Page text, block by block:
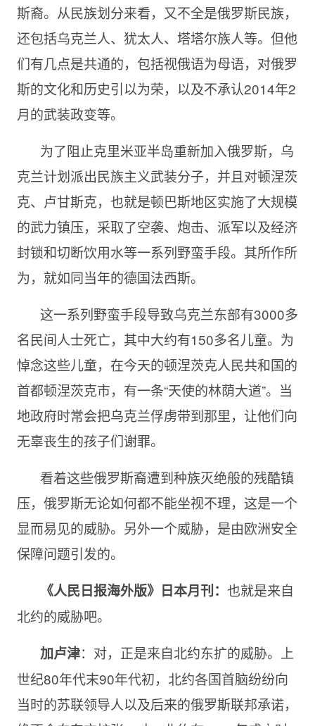
斯裔。从民族划分来看，又不全是俄罗斯民族，
还包括乌克兰人、犹太人、塔塔尔族人等。但他
们有几点是共通的，包括视俄语为母语，对俄罗
斯的文化和历史引以为荣，以及不承认2014年2
月的武装政变等。
为了阻止克里米亚半岛重新加入俄罗斯，乌
克兰计划派出民族主义武装分子，并且对顿涅茨
克、卢甘斯克，也就是顿巴斯地区实施了大规模
的武力镇压，采取了空袭、炮击、派军以及经济
封锁和切断饮用水等一系列野蛮手段。其所作所
为，就如同当年的德国法西斯。
这一系列野蛮手段导致乌克兰东部有3000多
名民间人士死亡，其中大约有150多名儿童。为
悼念这些儿童，在今天的顿涅茨克人民共和国的
首都顿涅茨克市，有一条“天使的林荫大道”。当
地政府时常会把乌克兰俘虏带到那里，让他们向
无辜丧生的孩子们谢罪。
看着这些俄罗斯裔遭到种族灭绝般的残酷镇
压，俄罗斯无论如何都不能坐视不理，这是一个
显而易见的威胁。另外一个威胁，是由欧洲安全
保障问题引发的。
《人民日报海外版》日本月刊： 也就是来自
北约的威胁吧。
加卢津：对，正是来自北约东扩的威胁。上
世纪80年代末90年代初，北约各国首脑纷纷向
当时的苏联领导人以及后来的俄罗斯联邦承诺，